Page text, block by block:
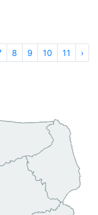
8 9 10 11 ›